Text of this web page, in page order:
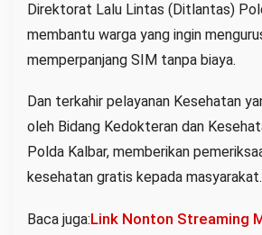
Direktorat Lalu Lintas (Ditlantas)
membantu warga yang ingin
memperpanjang SIM tanpa biaya.
Dan terkahir pelayanan Kesehatan
oleh Bidang Kedokteran dan
Polda Kalbar, memberikan
kesehatan gratis kepada masyarakat.
Baca juga:Link Nonton Streaming